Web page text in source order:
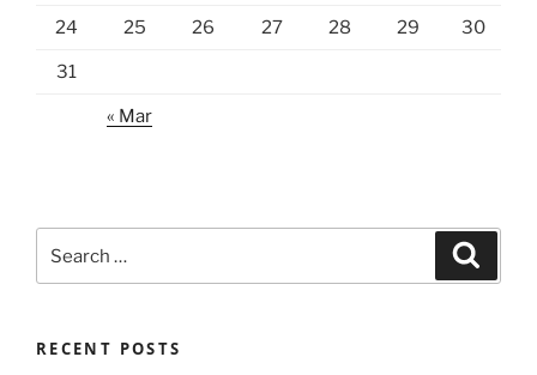
24 25 26 27 28 29 30
31
« Mar
for:
RECENT POSTS